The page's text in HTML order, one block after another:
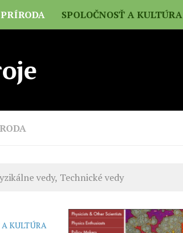
SPOLOČNOSŤ A KULTÚRA
vedy, Technické vedy
A KULTÚRA